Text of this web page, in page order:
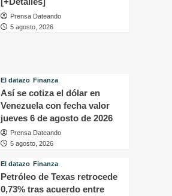
Prensa Dateando
5 agosto, 2026
El datazo Finanza
Así se cotiza el dólar en
Venezuela con fecha valor
jueves 6 de agosto de 2026
Prensa Dateando
5 agosto, 2026
El datazo Finanza
Petróleo de Texas retrocede
0,73% tras acuerdo entre